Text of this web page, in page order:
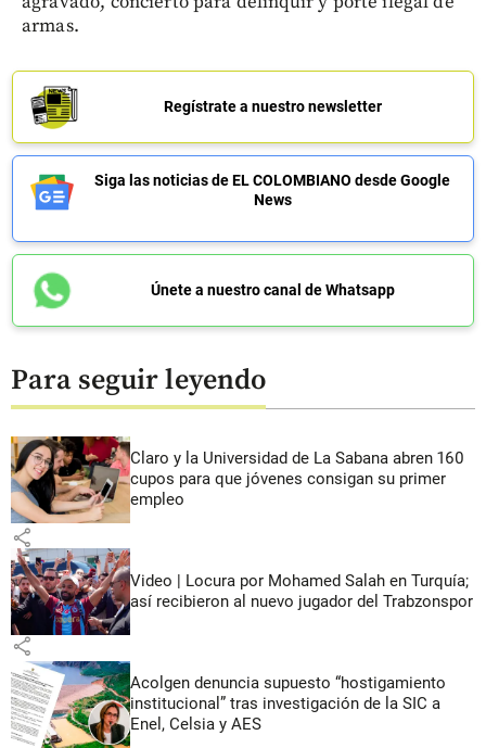
armas.
Regístrate a nuestro newsletter
Siga las noticias de EL COLOMBIANO desde Google
News
Únete a nuestro canal de Whatsapp
Para seguir leyendo
Claro y la Universidad de La Sabana abren 160
cupos para que jóvenes consigan su primer
empleo
share
Video | Locura por Mohamed Salah en Turquía;
así recibieron al nuevo jugador del Trabzonspor
share
Acolgen denuncia supuesto “hostigamiento
institucional” tras investigación de la SIC a
Enel, Celsia y AES